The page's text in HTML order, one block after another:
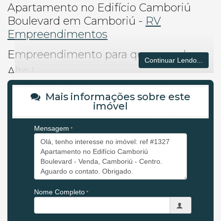
Apartamento no Edifício Camboriú
Boulevard em Camboriú - RV
Empreendimentos
Empreendimento para quem sonha
Alto !
GOSTARIA DE MAIS INFORMAÇÕES?
FALE COM NOSSOS ESPECILISTAS, SERÁ UM PRAZER
AP IMÓVEIS - 17 ANOS DE EXPERIÊNCIA IMOBILIÁRIA EM
BALNEÁRIO CAMBORIÚ.
Informações
Continuar Lendo...
Mais informações sobre este
imóvel
Mensagem
Nome Completo